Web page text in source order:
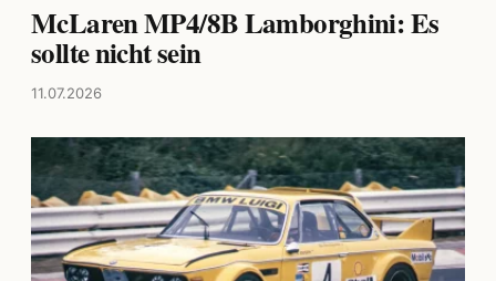
McLaren MP4/8B Lamborghini: Es
sollte nicht sein
11.07.2026